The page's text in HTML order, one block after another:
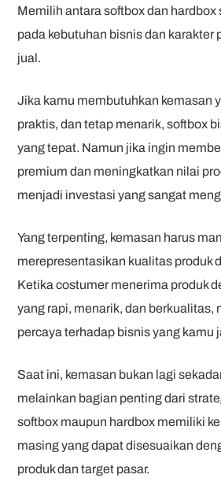
Memilih antara softbox dan hardbox
pada kebutuhan bisnis dan karakter
jual.
Jika kamu membutuhkan kemasan
praktis, dan tetap menarik, softbox
yang tepat. Namun jika ingin
premium dan meningkatkan nilai
menjadi investasi yang sangat
Yang terpenting, kemasan harus
merepresentasikan kualitas produk
Ketika costumer menerima produk
yang rapi, menarik, dan berkualitas,
percaya terhadap bisnis yang kamu
Saat ini, kemasan bukan lagi
melainkan bagian penting dari
softbox maupun hardbox memiliki
masing yang dapat disesuaikan
produk dan target pasar.